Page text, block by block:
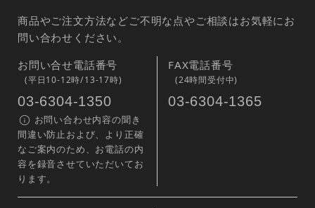
商品やご注文方法などご不明な点やご相談はお気軽にお
問い合わせください。
お問い合せ電話番号
(平日10-12時/13-17時)
03-6304-1350
お問い合わせ内容の聞き
間違い防止および、より正確
なご案内のため、お電話の内
容を録音させていただいてお
ります。
FAX電話番号
(24時間受付中)
03-6304-1365